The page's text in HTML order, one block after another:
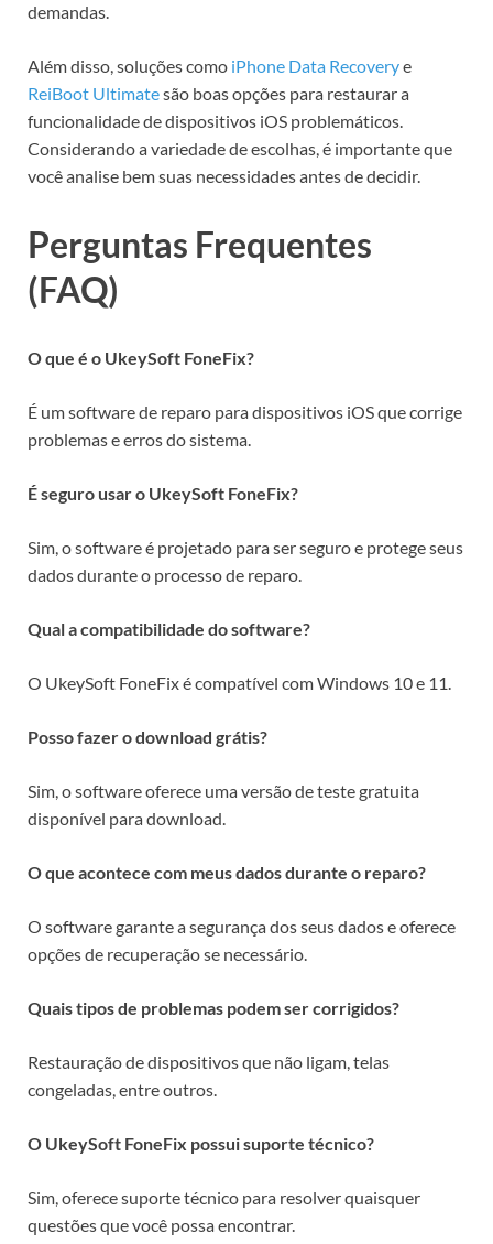
demandas.
Além disso, soluções como iPhone Data Recoverye
ReiBoot Ultimatesão boas opções para restaurar a
funcionalidade de dispositivos iOS problemáticos.
Considerando a variedade de escolhas, é importante que
você analise bem suas necessidades antes de decidir.
Perguntas Frequentes
(FAQ)
O que é o UkeySoft FoneFix?
É um software de reparo para dispositivos iOS que corrige
problemas e erros do sistema.
É seguro usar o UkeySoft FoneFix?
Sim, o software é projetado para ser seguro e protege seus
dados durante o processo de reparo.
Qual a compatibilidade do software?
O UkeySoft FoneFix é compatível com Windows 10 e 11.
Posso fazer o download grátis?
Sim, o software oferece uma versão de teste gratuita
disponível para download.
O que acontece com meus dados durante o reparo?
O software garante a segurança dos seus dados e oferece
opções de recuperação se necessário.
Quais tipos de problemas podem ser corrigidos?
Restauração de dispositivos que não ligam, telas
congeladas, entre outros.
O UkeySoft FoneFix possui suporte técnico?
Sim, oferece suporte técnico para resolver quaisquer
questões que você possa encontrar.